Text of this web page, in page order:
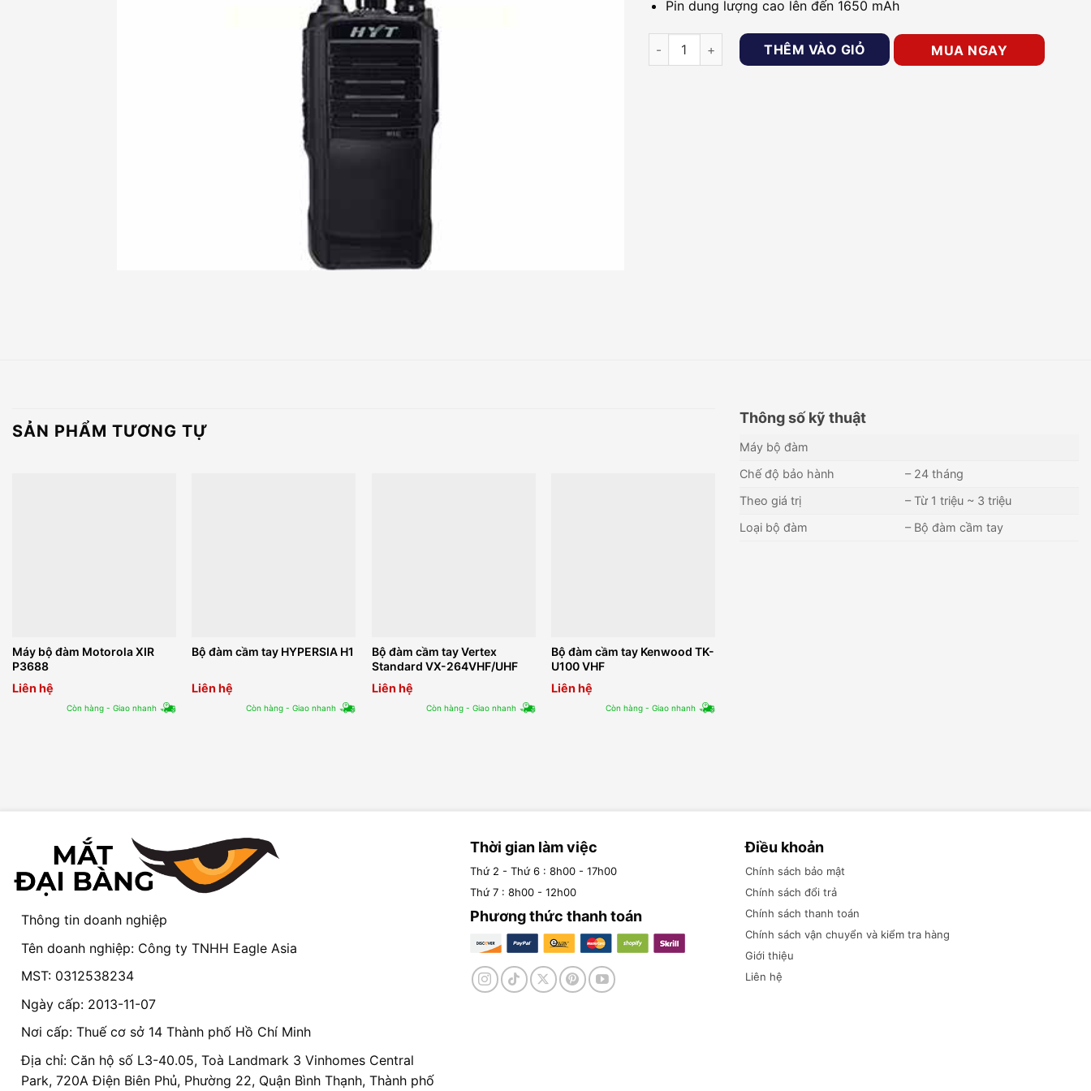
Pin dung lượng cao lên đến 1650 mAh
Máy bộ đàm cầm tay Hytera TC-508 VHF số lượng
THÊM VÀO GIỎ MUA NGAY
SẢN PHẨM TƯƠNG TỰ
Máy bộ đàm Motorola XIR
P3688
Liên hệ
Còn hàng - Giao nhanh
Bộ đàm cầm tay HYPERSIA H1
Liên hệ
Còn hàng - Giao nhanh
Bộ đàm cầm tay Vertex
Standard VX-264VHF/UHF
Liên hệ
Còn hàng - Giao nhanh
Bộ đàm cầm tay Kenwood TK-
U100 VHF
Liên hệ
Còn hàng - Giao nhanh
Thông số kỹ thuật
Máy bộ đàm
Chế độ bảo hành
– 24 tháng
Theo giá trị
– Từ 1 triệu ~ 3 triệu
Loại bộ đàm
– Bộ đàm cầm tay
Thông tin doanh nghiệp
Tên doanh nghiệp: Công ty TNHH Eagle Asia
MST: 0312538234
Ngày cấp: 2013-11-07
Nơi cấp: Thuế cơ sở 14 Thành phố Hồ Chí Minh
Địa chỉ: Căn hộ số L3-40.05, Toà Landmark 3 Vinhomes Central
Park, 720A Điện Biên Phủ, Phường 22, Quận Bình Thạnh, Thành phố
Thời gian làm việc
Thứ 2 - Thứ 6 : 8h00 - 17h00
Thứ 7 : 8h00 - 12h00
Phương thức thanh toán
Điều khoản
Chính sách bảo mật
Chính sách đổi trả
Chính sách thanh toán
Chính sách vận chuyển và kiểm tra hàng
Giới thiệu
Liên hệ